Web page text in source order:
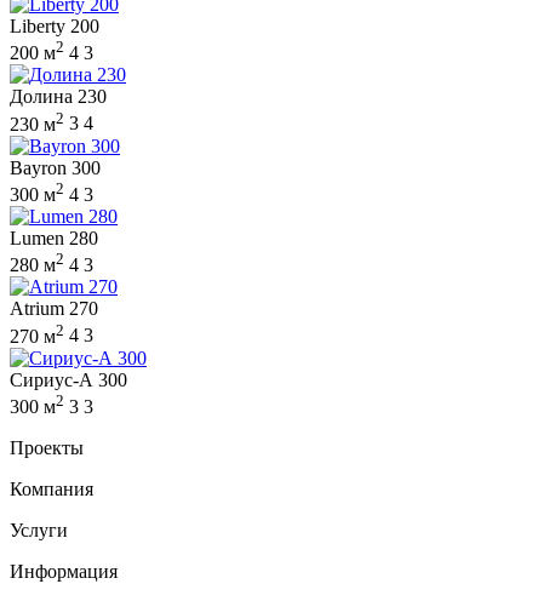
Liberty 200
200 м2 4 3
Долина 230
230 м2 3 4
Bayron 300
300 м2 4 3
Lumen 280
280 м2 4 3
Atrium 270
270 м2 4 3
Сириус-А 300
300 м2 3 3
Проекты
Компания
Услуги
Информация